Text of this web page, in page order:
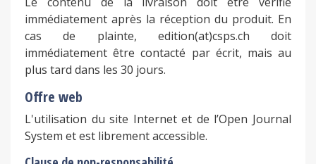
immédiatement après la réception du produit. En
cas de plainte, edition(at)csps.ch doit
immédiatement être contacté par écrit, mais au
plus tard dans les 30 jours.
Offre web
L'utilisation du site Internet et de l’Open Journal
System et est librement accessible.